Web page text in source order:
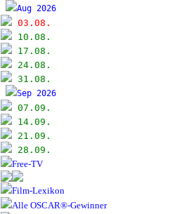
Aug 2026
03.08.
10.08.
17.08.
24.08.
31.08.
Sep 2026
07.09.
14.09.
21.09.
28.09.
Free-TV
Film-Lexikon
Alle OSCAR®-Gewinner